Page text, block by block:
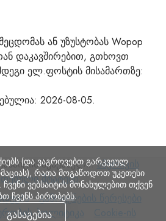
ან უზუსტობას Wopop
დაკავშირებით, გთხოვთ
ელ.ფოსტის მისამართზე:
2026-08-05.
შემქმნელი.ამერიკის
შტატები.
გამოყენების
წერესები
გამოყენების წერესები
პოლიტიკა
(და ვაგროვებთ გარკვეულ
რათა მოგაწოდოთ უკეთესი
ვებსაიტის მონახულებით თქვენ
ჩვენს პირობებს.
გასაგებია